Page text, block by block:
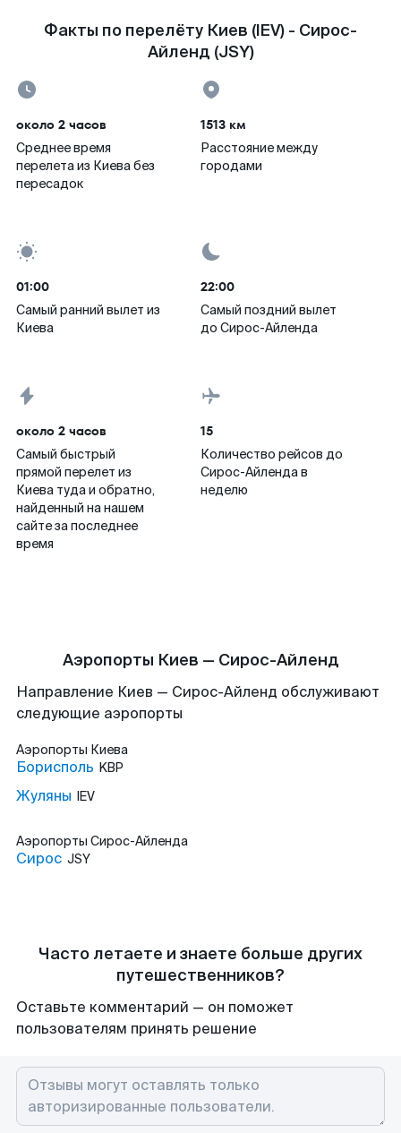
Факты по перелёту Киев (IEV) - Сирос-
Айленд (JSY)
около 2 часов
Среднее время
перелета из Киева без
пересадок
1513 км
Расстояние между
городами
01:00
Самый ранний вылет из
Киева
22:00
Самый поздний вылет
до Сирос-Айленда
около 2 часов
Самый быстрый
прямой перелет из
Киева туда и обратно,
найденный на нашем
сайте за последнее
время
15
Количество рейсов до
Сирос-Айленда в
неделю
Аэропорты Киев — Сирос-Айленд
Направление Киев — Сирос-Айленд обслуживают
следующие аэропорты
Аэропорты Киева
Борисполь KBP
Жуляны IEV
Аэропорты Сирос-Айленда
Сирос JSY
Часто летаете и знаете больше других
путешественников?
Оставьте комментарий — он поможет
пользователям принять решение